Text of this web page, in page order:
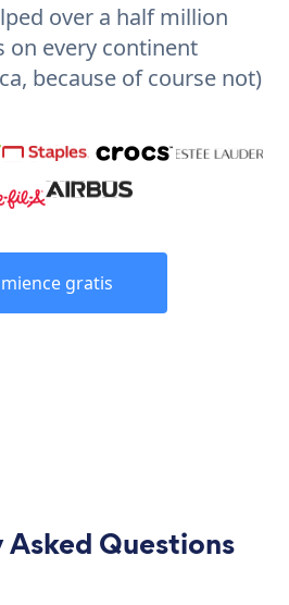
over a half million
on every continent
because of course not)
gratis
Questions